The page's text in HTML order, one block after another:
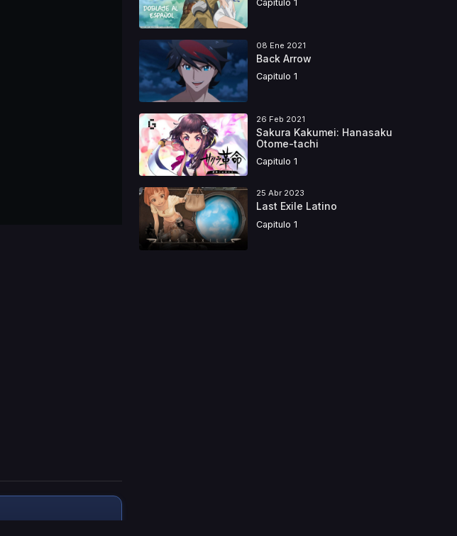
Capitulo 1
08 Ene 2021
Back Arrow
Capitulo 1
26 Feb 2021
Sakura Kakumei: Hanasaku
Otome-tachi
Capitulo 1
25 Abr 2023
Last Exile Latino
Capitulo 1